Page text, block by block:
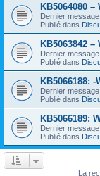
KB5064080 –
Dernier
Publié dans
KB5063842 –
Dernier
Publié dans
KB5066188: -
Dernier
Publié dans
KB5066189:
Dernier
Publié dans
La